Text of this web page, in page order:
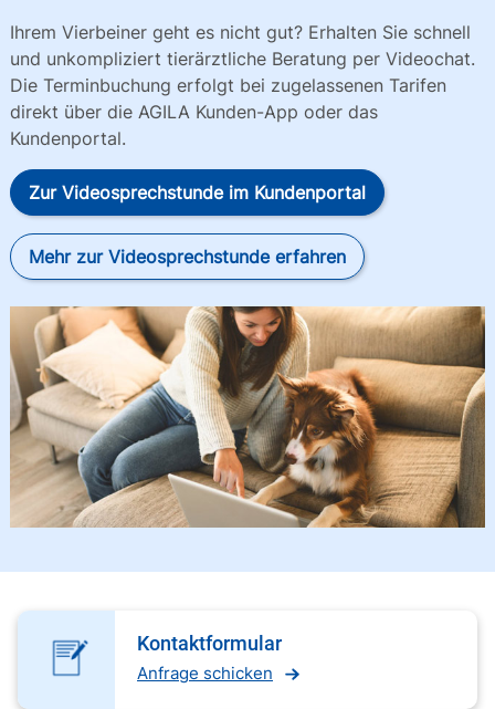
Ihrem Vierbeiner geht es nicht gut? Erhalten Sie schnell
und unkompliziert tierärztliche Beratung per Videochat.
Die Terminbuchung erfolgt bei zugelassenen Tarifen
direkt über die AGILA Kunden-App oder das
Kundenportal.
Zur Videosprechstunde im Kundenportal
Mehr zur Videosprechstunde erfahren
Kontaktformular
Anfrage schicken